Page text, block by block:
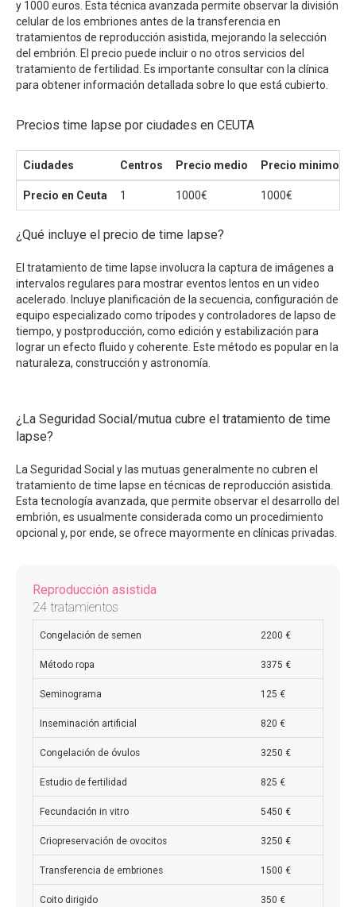
y 1000 euros. Esta técnica avanzada permite observar la división
celular de los embriones antes de la transferencia en
tratamientos de reproducción asistida, mejorando la selección
del embrión. El precio puede incluir o no otros servicios del
tratamiento de fertilidad. Es importante consultar con la clínica
para obtener información detallada sobre lo que está cubierto.
Precios time lapse por ciudades en CEUTA
Ciudades Centros Precio medio Precio minimo
Precio en Ceuta 1 1000€ 1000€
¿Qué incluye el precio de time lapse?
El tratamiento de time lapse involucra la captura de imágenes a
intervalos regulares para mostrar eventos lentos en un video
acelerado. Incluye planificación de la secuencia, configuración de
equipo especializado como trípodes y controladores de lapso de
tiempo, y postproducción, como edición y estabilización para
lograr un efecto fluido y coherente. Este método es popular en la
naturaleza, construcción y astronomía.
¿La Seguridad Social/mutua cubre el tratamiento de time
lapse?
La Seguridad Social y las mutuas generalmente no cubren el
tratamiento de time lapse en técnicas de reproducción asistida.
Esta tecnología avanzada, que permite observar el desarrollo del
embrión, es usualmente considerada como un procedimiento
opcional y, por ende, se ofrece mayormente en clínicas privadas.
Reproducción asistida
24 tratamientos
Congelación de semen 2200 €
Método ropa 3375 €
Seminograma 125 €
Inseminación artificial 820 €
Congelación de óvulos 3250 €
Estudio de fertilidad 825 €
Fecundación in vitro 5450 €
Criopreservación de ovocitos 3250 €
Transferencia de embriones 1500 €
Coito dirigido 350 €